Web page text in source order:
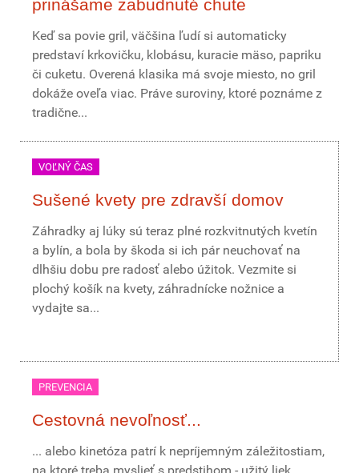
prinášame zabudnuté chute
Keď sa povie gril, väčšina ľudí si automaticky
predstaví krkovičku, klobásu, kuracie mäso, papriku
či cuketu. Overená klasika má svoje miesto, no gril
dokáže oveľa viac. Práve suroviny, ktoré poznáme z
tradične...
VOĽNÝ ČAS
Sušené kvety pre zdravší domov
Záhradky aj lúky sú teraz plné rozkvitnutých kvetín
a bylín, a bola by škoda si ich pár neuchovať na
dlhšiu dobu pre radosť alebo úžitok. Vezmite si
plochý košík na kvety, záhradnícke nožnice a
vydajte sa...
PREVENCIA
Cestovná nevoľnosť...
... alebo kinetóza patrí k nepríjemným záležitostiam,